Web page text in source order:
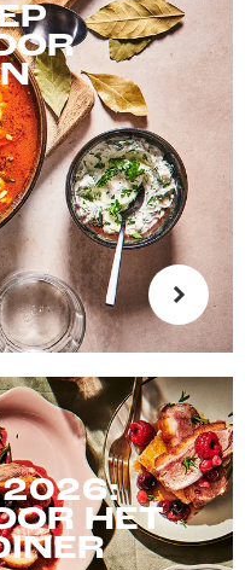
2026:
HET